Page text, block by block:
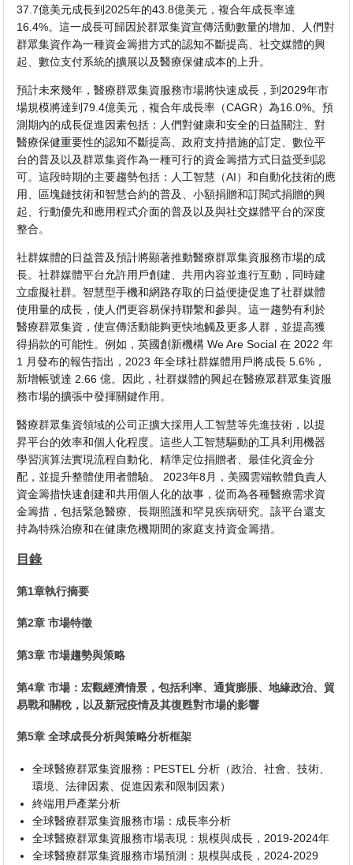
37.7億美元成長到2025年的43.8億美元，複合年成長率達
16.4%。這一成長可歸因於群眾集資宣傳活動數量的增加、人們對
群眾集資作為一種資金籌措方式的認知不斷提高、社交媒體的興
起、數位支付系統的擴展以及醫療保健成本的上升。
預計未來幾年，醫療群眾集資服務市場將快速成長，到2029年市
場規模將達到79.4億美元，複合年成長率（CAGR）為16.0%。預
測期內的成長促進因素包括：人們對健康和安全的日益關注、對
醫療保健重要性的認知不斷提高、政府支持措施的訂定、數位平
台的普及以及群眾集資作為一種可行的資金籌措方式日益受到認
可。這段時期的主要趨勢包括：人工智慧（AI）和自動化技術的應
用、區塊鏈技術和智慧合約的普及、小額捐贈和訂閱式捐贈的興
起、行動優先和應用程式介面的普及以及與社交媒體平台的深度
整合。
社群媒體的日益普及預計將顯著推動醫療群眾集資服務市場的成
長。社群媒體平台允許用戶創建、共用內容並進行互動，同時建
立虛擬社群。智慧型手機和網路存取的日益便捷促進了社群媒體
使用量的成長，使人們更容易保持聯繫和參與。這一趨勢有利於
醫療群眾集資，使宣傳活動能夠更快地觸及更多人群，並提高獲
得捐款的可能性。例如，英國創新機構 We Are Social 在 2022 年
1 月發布的報告指出，2023 年全球社群媒體用戶將成長 5.6%，
新增帳號達 2.66 億。因此，社群媒體的興起在醫療眾群眾集資服
務市場的擴張中發揮關鍵作用。
醫療群眾集資領域的公司正擴大採用人工智慧等先進技術，以提
昇平台的效率和個人化程度。這些人工智慧驅動的工具利用機器
學習演算法實現流程自動化、精準定位捐贈者、最佳化資金分
配，並提升整體使用者體驗。 2023年8月，美國雲端軟體負責人
資金籌措快速創建和共用個人化的故事，從而為各種醫療需求資
金籌措，包括緊急醫療、長期照護和罕見疾病研究。該平台還支
持為特殊治療和在健康危機期間的家庭支持資金籌措。
目錄
第1章執行摘要
第2章 市場特徵
第3章 市場趨勢與策略
第4章 市場：宏觀經濟情景，包括利率、通貨膨脹、地緣政治、貿
易戰和關稅，以及新冠疫情及其復甦對市場的影響
第5章 全球成長分析與策略分析框架
全球醫療群眾集資服務：PESTEL 分析（政治、社會、技術、
環境、法律因素、促進因素和限制因素）
終端用戶產業分析
全球醫療群眾集資服務市場：成長率分析
全球醫療群眾集資服務市場表現：規模與成長，2019-2024年
全球醫療群眾集資服務市場預測：規模與成長，2024-2029